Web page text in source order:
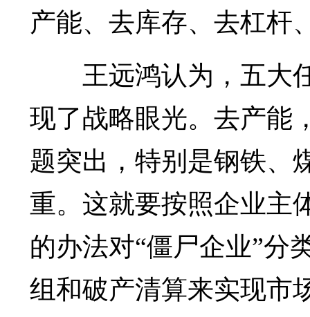
产能、去库存、去杠杆
王远鸿认为，五大
现了战略眼光。去产能
题突出，特别是钢铁、
重。这就要按照企业主
的办法对“僵尸企业”分
组和破产清算来实现市